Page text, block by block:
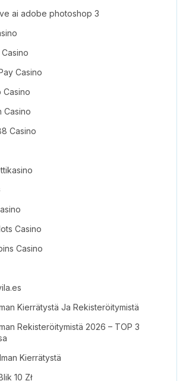
ai adobe photoshop 3
Casino
Casino
Casino
Casino
Casino
Casino
Kierrätystä Ja Rekisteröitymistä
Rekisteröitymistä 2026 – TOP 3
Kierrätystä
10 Zł